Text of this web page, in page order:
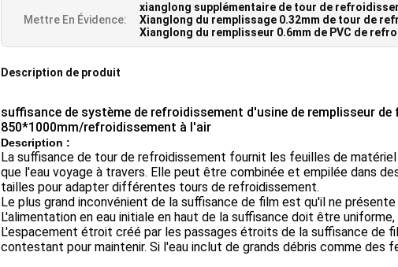
Mettre En Évidence:
xianglong supplémentaire de tour de
Xianglong du remplissage 0.32mm de tour de
Xianglong du remplisseur 0.6mm de PVC de
Description de produit
suffisance de système de refroidissement d'usine de remplisseur
850*1000mm/refroidissement à l'air
Description :
La suffisance de tour de refroidissement fournit les feuilles de
que l'eau voyage à travers. Elle peut être combinée et empilée dans
tailles pour adapter différentes tours de refroidissement.
Le plus grand inconvénient de la suffisance de film est qu'il ne
L'alimentation en eau initiale en haut de la suffisance doit être
L'espacement étroit créé par les passages étroits de la suffisance de
contestant pour maintenir. Si l'eau inclut de grands débris comme des